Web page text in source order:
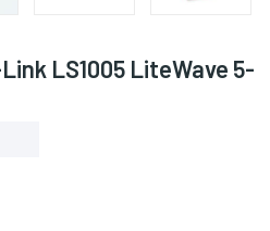
LS1005 LiteWave 5-